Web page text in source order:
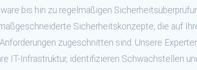
bis hin zu regelmäßigen
Sicherheitskonzepte, die auf
zugeschnitten sind. Unsere
IT-Infrastruktur, identifizieren Schwachstellen